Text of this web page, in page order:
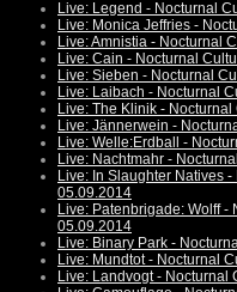
Live: Legend - Nocturnal
Live: Monica Jeffries -
Live: Amnistia - Nocturnal
Live: Cain - Nocturnal
Live: Sieben - Nocturnal
Live: Laibach - Nocturnal
Live: The Klinik -
Live: Jännerwein -
Live: Welle:Erdball -
Live: Nachtmahr -
Live: In Slaughter Natives
05.09.2014
Live: Patenbrigade: Wolff -
05.09.2014
Live: Binary Park -
Live: Mundtot - Nocturnal
Live: Landvogt - Nocturnal